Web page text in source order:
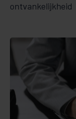
ontvankelijkheid